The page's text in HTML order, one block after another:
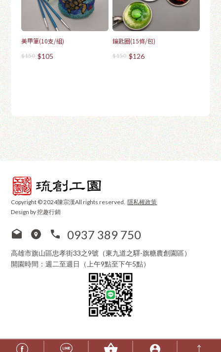
↑
美甲筆(10支/組)
$150 $105
鑰匙圈(15條/包)
$150 $126
Copyright © 2024陳宗漢All rights reserved.隱私權政策
Design by 挖趣行銷
0937 389 750
高雄市旗山區忠孝街33之9號（東九道之驛-旗糖農創園區）
開園時間：週二至週日（上午9點至下午5點）